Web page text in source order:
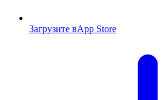
Загрузите вApp Store